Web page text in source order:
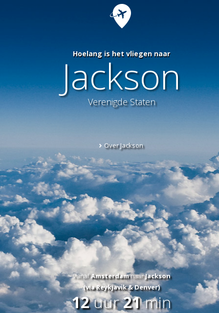
Hoelang is het vliegen naar
Jackson
Verenigde Staten
Over Jackson
VanafAmsterdamnaarJackson
(via Reykjavik & Denver)
12uur21min